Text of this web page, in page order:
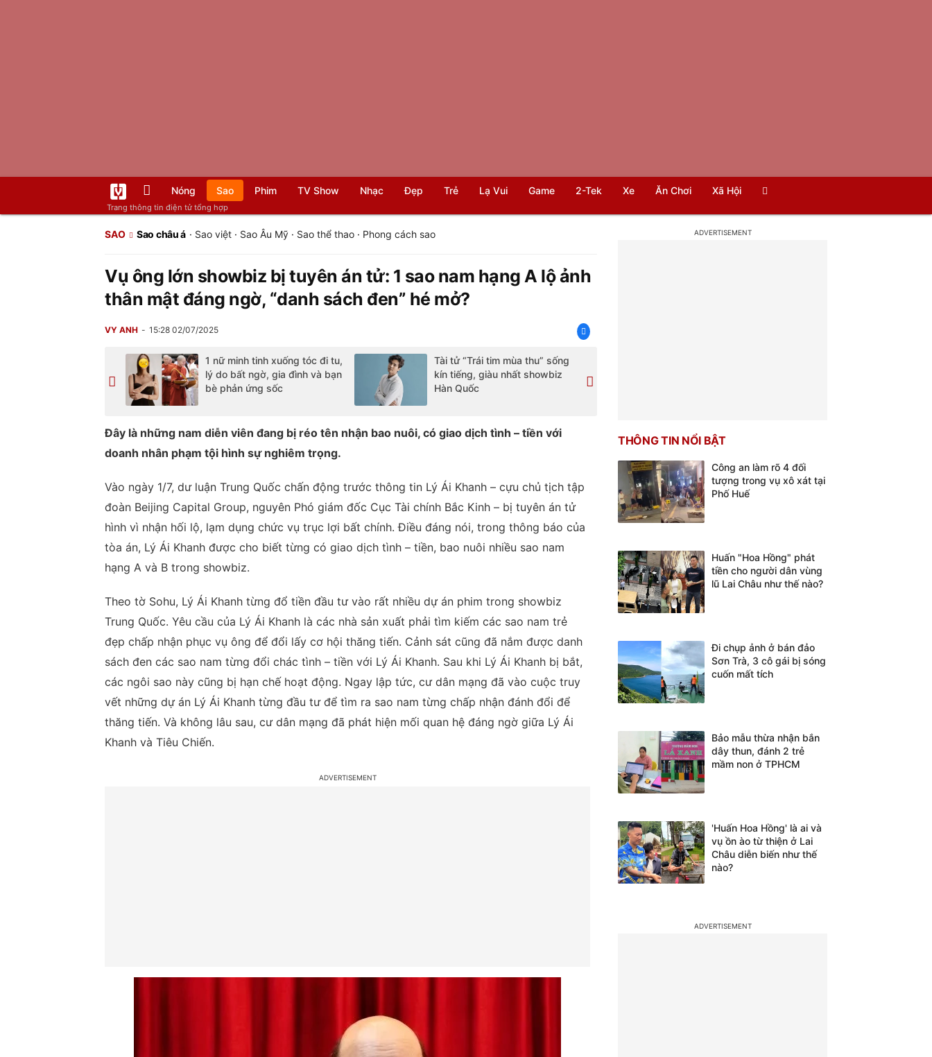
Trang thông tin điện tử tổng hợp
Nóng Sao Phim TV Show Nhạc Đẹp Trẻ Lạ Vui Game 2-Tek Xe Ăn Chơi Xã Hội
SAO Sao châu á · Sao việt · Sao Âu Mỹ · Sao thể thao · Phong cách sao
Vụ ông lớn showbiz bị tuyên án tử: 1 sao nam hạng A lộ ảnh
thân mật đáng ngờ, “danh sách đen” hé mở?
VY ANH 15:28 02/07/2025
1 nữ minh tinh xuống tóc đi tu,
lý do bất ngờ, gia đình và bạn
bè phản ứng sốc
Tài tử “Trái tim mùa thu” sống
kín tiếng, giàu nhất showbiz
Hàn Quốc
Đây là những nam diễn viên đang bị réo tên nhận bao nuôi, có giao dịch tình – tiền với
doanh nhân phạm tội hình sự nghiêm trọng.
Vào ngày 1/7, dư luận Trung Quốc chấn động trước thông tin Lý Ái Khanh – cựu chủ tịch tập
đoàn Beijing Capital Group, nguyên Phó giám đốc Cục Tài chính Bắc Kinh – bị tuyên án tử
hình vì nhận hối lộ, lạm dụng chức vụ trục lợi bất chính. Điều đáng nói, trong thông báo của
tòa án, Lý Ái Khanh được cho biết từng có giao dịch tình – tiền, bao nuôi nhiều sao nam
hạng A và B trong showbiz.
Theo tờ Sohu, Lý Ái Khanh từng đổ tiền đầu tư vào rất nhiều dự án phim trong showbiz
Trung Quốc. Yêu cầu của Lý Ái Khanh là các nhà sản xuất phải tìm kiếm các sao nam trẻ
đẹp chấp nhận phục vụ ông để đổi lấy cơ hội thăng tiến. Cảnh sát cũng đã nắm được danh
sách đen các sao nam từng đổi chác tình – tiền với Lý Ái Khanh. Sau khi Lý Ái Khanh bị bắt,
các ngôi sao này cũng bị hạn chế hoạt động. Ngay lập tức, cư dân mạng đã vào cuộc truy
vết những dự án Lý Ái Khanh từng đầu tư để tìm ra sao nam từng chấp nhận đánh đổi để
thăng tiến. Và không lâu sau, cư dân mạng đã phát hiện mối quan hệ đáng ngờ giữa Lý Ái
Khanh và Tiêu Chiến.
THÔNG TIN NỔI BẬT
Công an làm rõ 4 đối
tượng trong vụ xô xát tại
Phố Huế
Huấn "Hoa Hồng" phát
tiền cho người dân vùng
lũ Lai Châu như thế nào?
Đi chụp ảnh ở bán đảo
Sơn Trà, 3 cô gái bị sóng
cuốn mất tích
Bảo mẫu thừa nhận bắn
dây thun, đánh 2 trẻ
mầm non ở TPHCM
'Huấn Hoa Hồng' là ai và
vụ ồn ào từ thiện ở Lai
Châu diễn biến như thế
nào?